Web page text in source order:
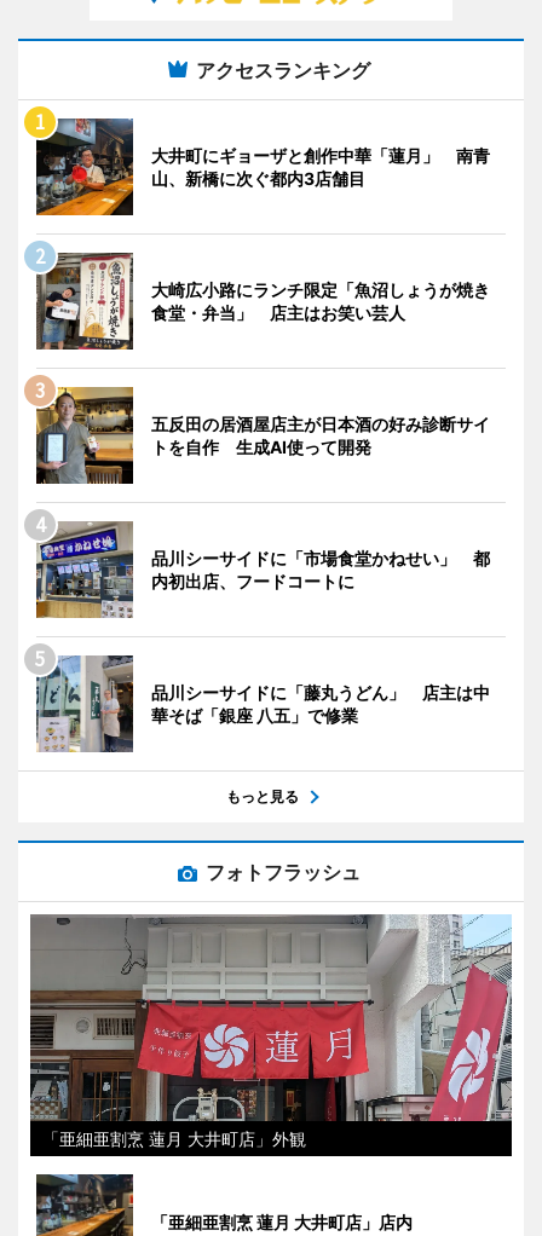
アクセスランキング
大井町にギョーザと創作中華「蓮月」 南青
山、新橋に次ぐ都内3店舗目
大崎広小路にランチ限定「魚沼しょうが焼き
食堂・弁当」 店主はお笑い芸人
五反田の居酒屋店主が日本酒の好み診断サイ
トを自作 生成AI使って開発
品川シーサイドに「市場食堂かねせい」 都
内初出店、フードコートに
品川シーサイドに「藤丸うどん」 店主は中
華そば「銀座 八五」で修業
もっと見る
フォトフラッシュ
「亜細亜割烹 蓮月 大井町店」外観
「亜細亜割烹 蓮月 大井町店」店内